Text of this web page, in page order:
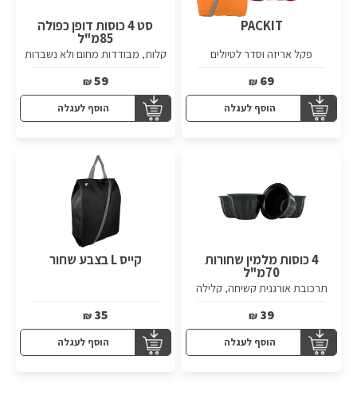
PACKIT
פקל אריזה וסדר לטיולים
69
₪
הוסף לעגלה
סט 4 כוסות דופן כפולה
85מ"ל
קלות, מבודדות מחום ולא נשברות
59
₪
הוסף לעגלה
4 כוסות מלמין שחורות
70מ"ל
תרכובת אורגנית קשיחה, קלילה
39
₪
הוסף לעגלה
קייס L בצבע שחור
35
₪
הוסף לעגלה